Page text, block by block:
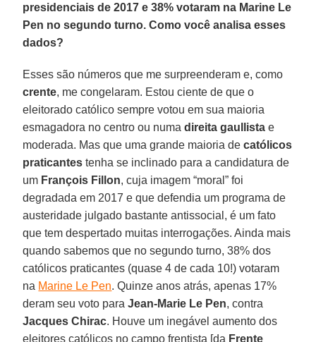
presidenciais de 2017 e 38% votaram na Marine Le
Pen no segundo turno. Como você analisa esses
dados?
Esses são números que me surpreenderam e, como
crente, me congelaram. Estou ciente de que o
eleitorado católico sempre votou em sua maioria
esmagadora no centro ou numa direita gaullista e
moderada. Mas que uma grande maioria decatólicos
praticantes tenha se inclinado para a candidatura de
um François Fillon, cuja imagem “moral” foi
degradada em 2017 e que defendia um programa de
austeridade julgado bastante antissocial, é um fato
que tem despertado muitas interrogações. Ainda mais
quando sabemos que no segundo turno, 38% dos
católicos praticantes (quase 4 de cada 10!) votaram
na Marine Le Pen. Quinze anos atrás, apenas 17%
deram seu voto paraJean-Marie Le Pen, contra
Jacques Chirac. Houve um inegável aumento dos
eleitores católicos no campo frentista [da Frente